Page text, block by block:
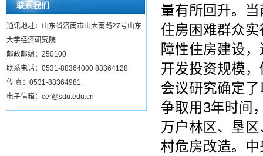
联系我们
通讯地址：山东省济南市山大南路27号山东
大学经济研究院
邮政邮编：250100
联系电话：0531-88364000 88364128
传 真：0531-88364981
电子信箱：cer@sdu.edu.cn
量有所回升。
住房困难群众
障性住房建设
开发投资规模
会议研究确定
争取用3年时间
万户林区、垦
村危房改造。